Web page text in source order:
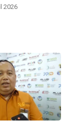
2026